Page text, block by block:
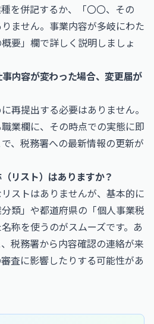
を併記するか、「〇〇、その
ません。事業内容が多岐にわた
要」欄で詳しく説明しましょ
内容が変わった場合、変更届が
再提出する必要はありません。
業欄に、その時点での実態に即
、税務署への最新情報の更新が
リスト）はありますか？
ストはありませんが、基本的に
類」や都道府県の「個人事業税
称を使うのがスムーズです。あ
税務署から内容確認の連絡が来
査に影響したりする可能性があ